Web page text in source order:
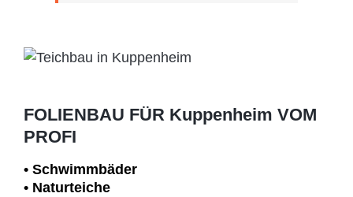
FOLIENBAU FÜR Kuppenheim VOM
PROFI
• Schwimm­bäder
• Naturteiche